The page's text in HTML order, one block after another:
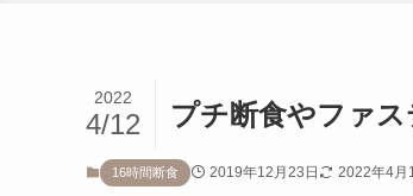
プチ断食やファ
2022
4/12
16時間断食 2019年12月23日 2022年4月